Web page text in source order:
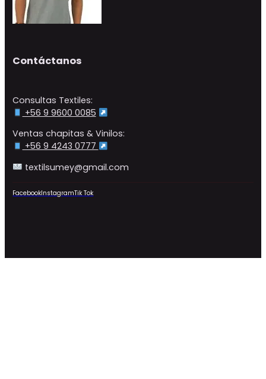
Contáctanos
Consultas Textiles:
+56 9 9600 0085
Ventas chapitas & Vinilos:
+56 9 4243 0777
textilsumey@gmail.com
FacebookInstagramTik Tok